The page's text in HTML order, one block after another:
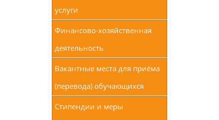
услуги
Финансово-хозяйственная
деятельность
Вакантные места для приёма
(перевода) обучающихся
Стипендии и меры